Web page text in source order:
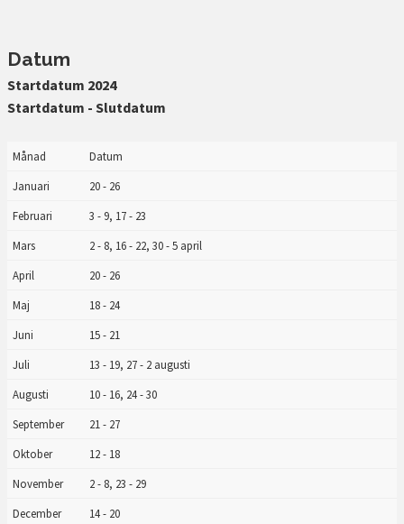
Datum
Startdatum 2024
Startdatum - Slutdatum
Månad Datum
Januari 20 - 26
Februari 3 - 9, 17 - 23
Mars 2 - 8, 16 - 22, 30 - 5 april
April 20 - 26
Maj 18 - 24
Juni 15 - 21
Juli 13 - 19, 27 - 2 augusti
Augusti 10 - 16, 24 - 30
September 21 - 27
Oktober 12 - 18
November 2 - 8, 23 - 29
December 14 - 20